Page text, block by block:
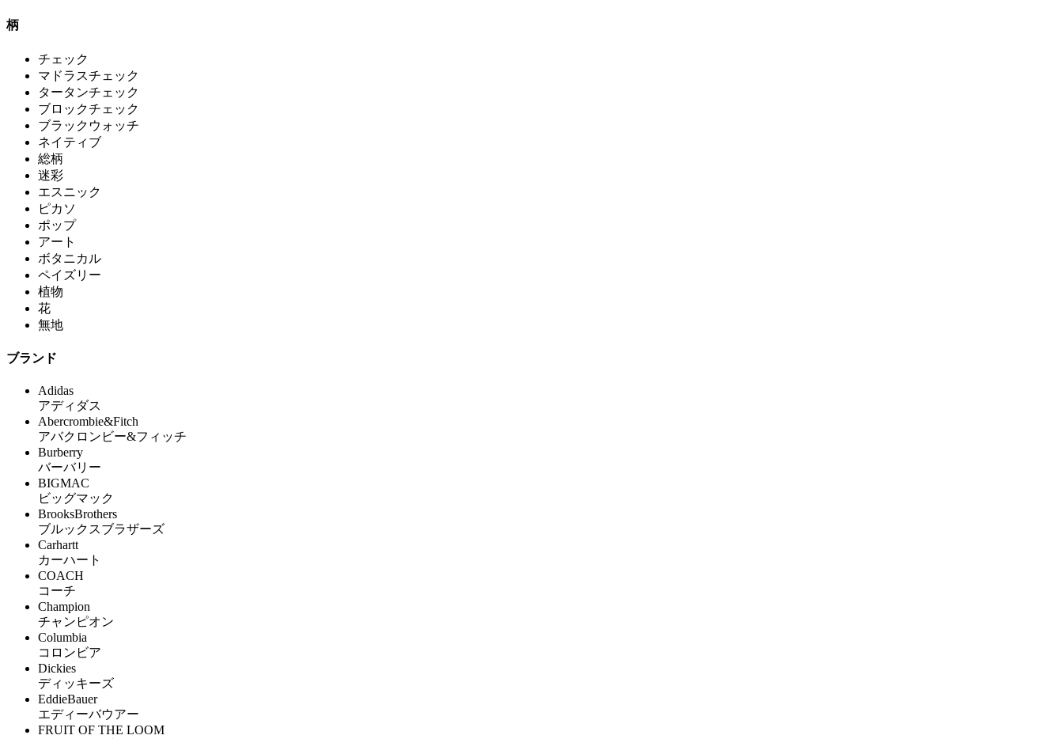
柄
チェック
マドラスチェック
タータンチェック
ブロックチェック
ブラックウォッチ
ネイティブ
総柄
迷彩
エスニック
ピカソ
ポップ
アート
ボタニカル
ペイズリー
植物
花
無地
ブランド
Adidas
アディダス
Abercrombie&Fitch
アバクロンビー&フィッチ
Burberry
バーバリー
BIGMAC
ビッグマック
BrooksBrothers
ブルックスブラザーズ
Carhartt
カーハート
COACH
コーチ
Champion
チャンピオン
Columbia
コロンビア
Dickies
ディッキーズ
EddieBauer
エディーバウアー
FRUIT OF THE LOOM